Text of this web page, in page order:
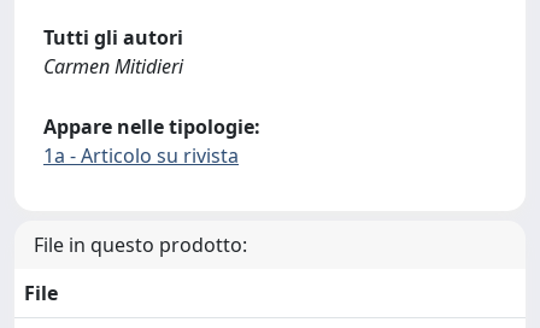
Tutti gli autori
Carmen Mitidieri
Appare nelle tipologie:
1a - Articolo su rivista
File in questo prodotto:
File